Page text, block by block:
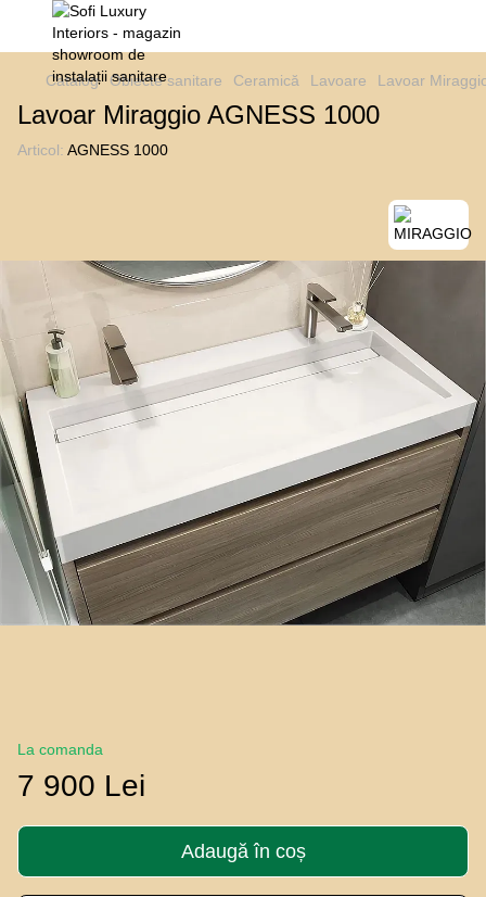
Catalog Obiecte sanitare Ceramică Lavoare Lavoar
Lavoar Miraggio AGNESS 1000
Articol: AGNESS 1000
La comanda
7 900 Lei
Adaugă în coș